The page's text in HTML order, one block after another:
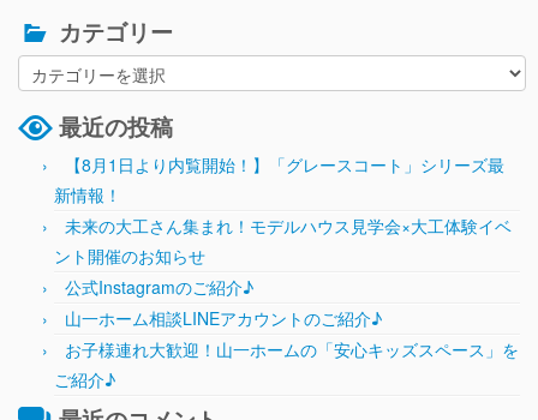
カテゴリー
最近の投稿
【8月1日より内覧開始！】「グレースコート」シリーズ最
新情報！
未来の大工さん集まれ！モデルハウス見学会×大工体験イベ
ント開催のお知らせ
公式Instagramのご紹介♪
山一ホーム相談LINEアカウントのご紹介♪
お子様連れ大歓迎！山一ホームの「安心キッズスペース」を
ご紹介♪